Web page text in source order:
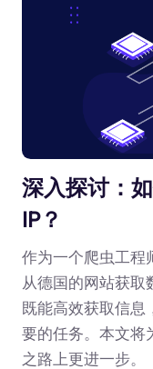
深入探讨：
IP？
作为一个爬虫工程
从德国的网站获取
既能高效获取信息
要的任务。本文将
之路上更进一步。